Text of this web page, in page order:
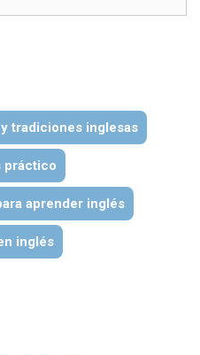
tradiciones inglesas
práctico
aprender inglés
inglés